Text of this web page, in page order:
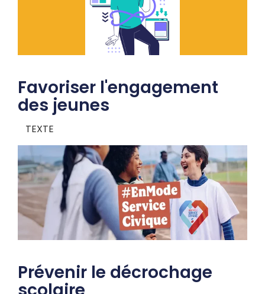
Favoriser l'engagement
des jeunes
TEXTE
Prévenir le décrochage